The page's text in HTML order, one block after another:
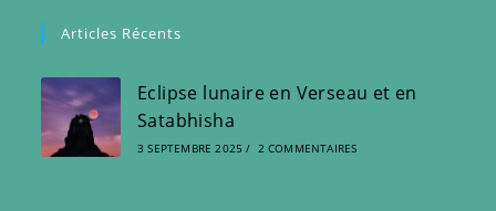
Articles Récents
Eclipse lunaire en Verseau et en
Satabhisha
3 SEPTEMBRE 2025 / 2 COMMENTAIRES